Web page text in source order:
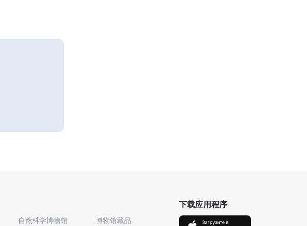
自然科学博物馆 博物馆藏品
下载应用程序